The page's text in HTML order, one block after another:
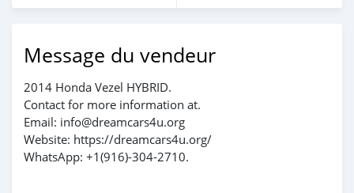
Message du vendeur
2014 Honda Vezel HYBRID.
Contact for more information at.
Email: info@dreamcars4u.org
Website: https://dreamcars4u.org/
WhatsApp: +1(916)-304-2710.